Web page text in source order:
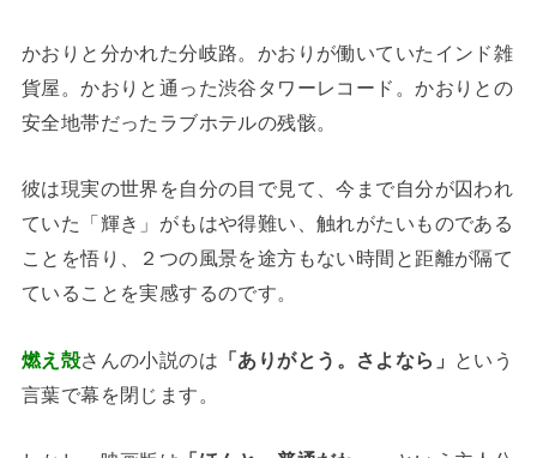
かおりと分かれた分岐路。かおりが働いていたインド雑
貨屋。かおりと通った渋谷タワーレコード。かおりとの
安全地帯だったラブホテルの残骸。
彼は現実の世界を自分の目で見て、今まで自分が囚われ
ていた「輝き」がもはや得難い、触れがたいものである
ことを悟り、２つの風景を途方もない時間と距離が隔て
ていることを実感するのです。
燃え殻さんの小説のは 「ありがとう。さよなら」
という
言葉で幕を閉じます。